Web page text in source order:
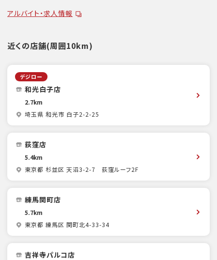
アルバイト・求人情報
近くの店舗(周囲10km)
デジロー
和光白子店
2.7km
埼玉県 和光市 白子2-2-25
荻窪店
5.4km
東京都 杉並区 天沼3-2-7 荻窪ルーフ2F
練馬関町店
5.7km
東京都 練馬区 関町北4-33-34
吉祥寺パルコ店